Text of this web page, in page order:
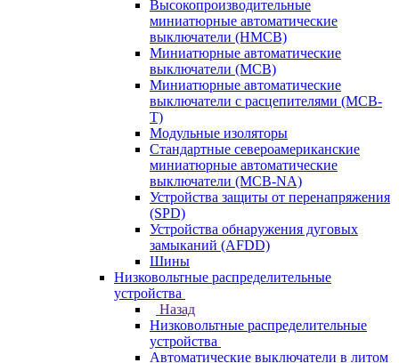
Высокопроизводительные
миниатюрные автоматические
выключатели (HMCB)
Миниатюрные автоматические
выключатели (MCB)
Миниатюрные автоматические
выключатели с расцепителями (MCB-
T)
Модульные изоляторы
Стандартные североамериканские
миниатюрные автоматические
выключатели (MCB-NA)
Устройства защиты от перенапряжения
(SPD)
Устройства обнаружения дуговых
замыканий (AFDD)
Шины
Низковольтные распределительные
устройства
Назад
Низковольтные распределительные
устройства
Автоматические выключатели в литом